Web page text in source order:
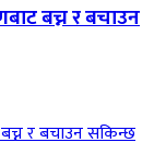
बच्न र बचाउन